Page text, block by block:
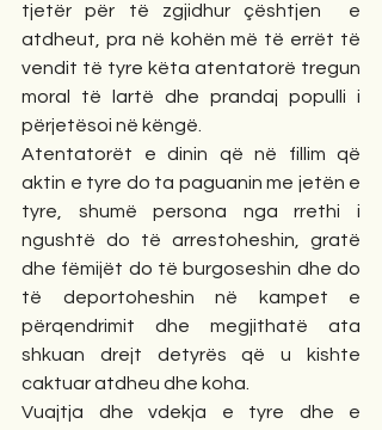
tjetër për të zgjidhur çështjen  e
atdheut, pra në kohën më të errët të
vendit të tyre këta atentatorë tregun
moral të lartë dhe prandaj populli i
përjetësoi në këngë.
Atentatorët e dinin që në fillim që
aktin e tyre do ta paguanin me jetën e
tyre, shumë persona nga rrethi i
ngushtë do të arrestoheshin, gratë
dhe fëmijët do të burgoseshin dhe do
të deportoheshin në kampet e
përqendrimit dhe megjithatë ata
shkuan drejt detyrës që u kishte
caktuar atdheu dhe koha.
Vuajtja dhe vdekja e tyre dhe e